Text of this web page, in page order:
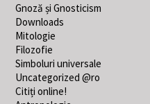
Gnoză și Gnosticism
Downloads
Mitologie
Filozofie
Simboluri universale
Uncategorized @ro
Citiți online!